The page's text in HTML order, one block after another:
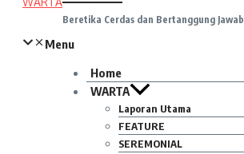
Beretika Cerdas dan Bertanggung Jawab
Menu
Home
WARTA
Laporan Utama
FEATURE
SEREMONIAL